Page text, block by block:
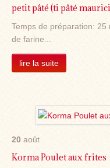
petit pâté (ti pâté
Temps de préparation:
de farine...
lire la suite
20 août
Korma Poulet aux frites